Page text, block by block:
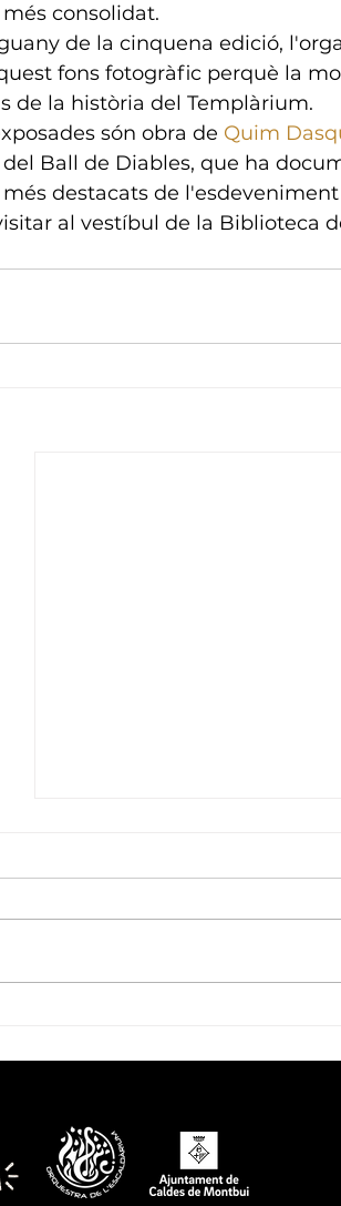
consolidat.
de la cinquena edició,
fons fotogràfic perquè la
de la història del Templàrium.
són obra de Quim
Ball de Diables, que ha
destacats de l'esdeveniment
al vestíbul de la Biblioteca
d'Escaldàrium vibrant!